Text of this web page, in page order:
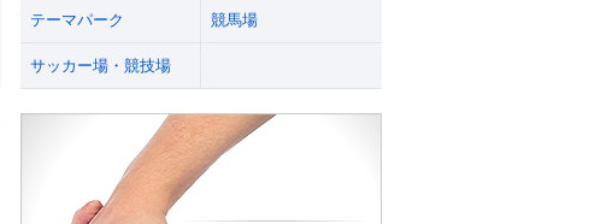
テーマパーク 競馬場
サッカー場・競技場